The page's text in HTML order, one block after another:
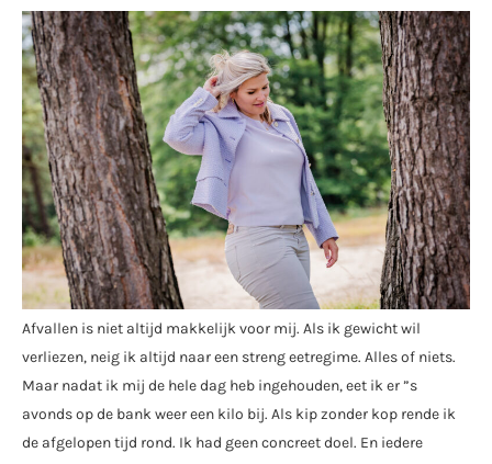
Afvallen is niet altijd makkelijk voor mij. Als ik gewicht wil
verliezen, neig ik altijd naar een streng eetregime. Alles of niets.
Maar nadat ik mij de hele dag heb ingehouden, eet ik er ”s
avonds op de bank weer een kilo bij. Als kip zonder kop rende ik
de afgelopen tijd rond. Ik had geen concreet doel. En iedere